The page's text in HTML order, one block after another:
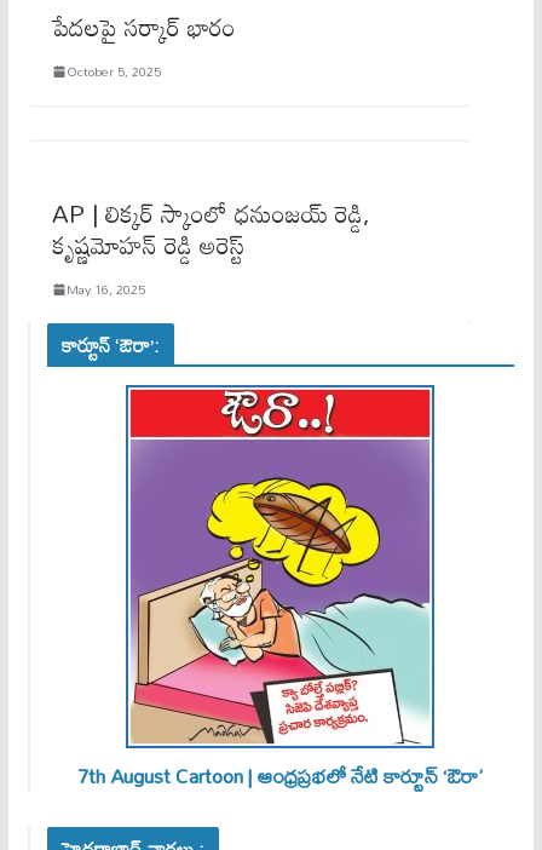
పేద‌ల‌పై స‌ర్కార్ భారం
October 5, 2025
AP | లిక్కర్ స్కాంలో ధనుంజయ్ రెడ్డి,
కృష్ణమోహన్ రెడ్డి అరెస్ట్
May 16, 2025
కార్టూన్ ‘ఔరా’:
7th August Cartoon | ఆంధ్రప్రభలో నేటి కార్టూన్ ‘ఔరా’